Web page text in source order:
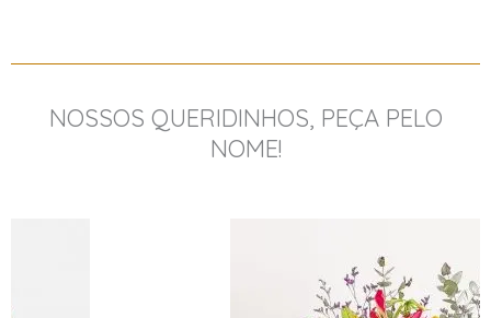
NOSSOS QUERIDINHOS, PEÇA PELO
NOME!